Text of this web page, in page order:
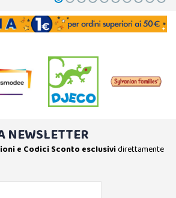
NEWSLETTER
e Codici Sconto esclusividirettamente